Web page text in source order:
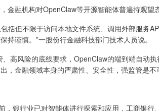
金融机构对OpenClaw等开源智能体普遍持观望
括但不限于访问本地文件系统、调用外部服务
持谨慎。”一股份行金融科技部门技术人员说。
、高风险的底线要求，OpenClaw的端到端自动
，金融领域本身的严肃性、安全性，强监管是不
，银行业已对智能体进行探索和应用，工商银